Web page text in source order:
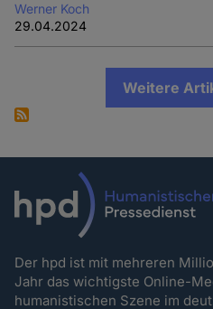
Werner Koch
29.04.2024
Weitere
Der hpd ist mit mehreren
Jahr das wichtigste Online-
humanistischen Szene im